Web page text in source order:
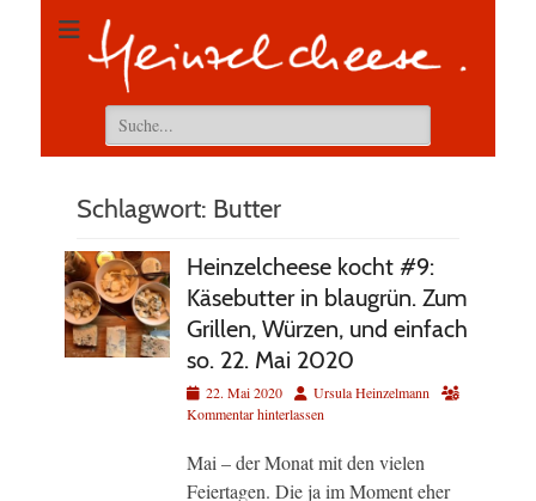
Suchen
nach:
Schlagwort: Butter
Heinzelcheese kocht #9:
Käsebutter in blaugrün. Zum
Grillen, Würzen, und einfach
so. 22. Mai 2020
Veröffentlicht
am
22. Mai 2020 AutorUrsula Heinzelmann
Kommentar hinterlassen
Mai – der Monat mit den vielen
Feiertagen. Die ja im Moment eher